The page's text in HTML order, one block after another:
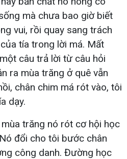
mà chưa bao giờ biết
vui, rồi quay sang trách
tía trong lời má. Mất
câu trả lời từ câu hỏi
ra mùa trăng ở quê vẫn
chân chim má rót vào, tôi
dạy.
trăng nó rót cơ hội học
đổi cho tôi bước chân
công danh. Đường học